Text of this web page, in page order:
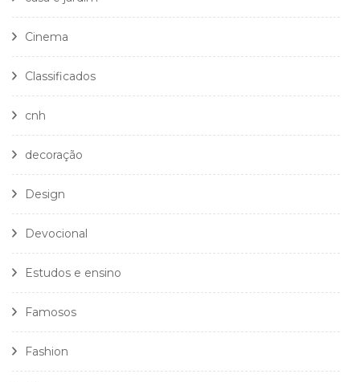
Cinema
Classificados
cnh
decoração
Design
Devocional
Estudos e ensino
Famosos
Fashion